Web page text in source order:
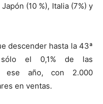
(10 %), Italia (7%) y
descender hasta la 43ª
sólo el 0,1% de las
ese año, con 2.000
en ventas.